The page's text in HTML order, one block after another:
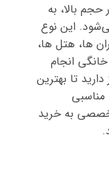
بالا، به
گفته می‌شود. این نوع
ها، هتل ها،
انجام
تا بهترین
مناسبی
به خرید